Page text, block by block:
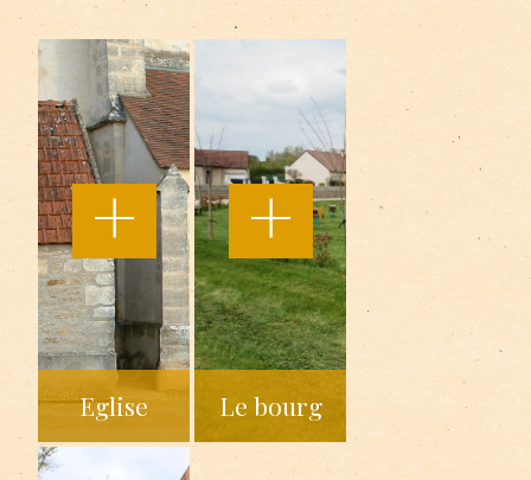
Eglise Le bourg